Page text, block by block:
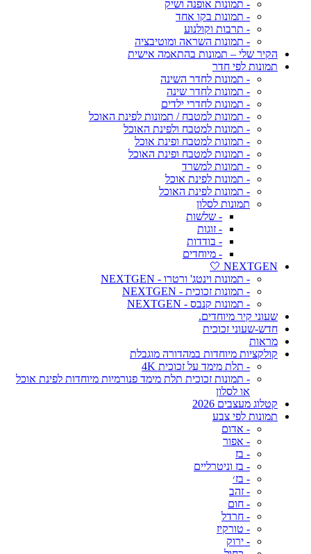
- תמונות אופנה ושיק
- תמונות בקו אחד
- תרבות וקולנוע
- תמונות השראה ומוטיבציה
הקיר שלי – תמונות בהתאמה אישית
תמונות לפי חדר
- תמונות לחדר השינה
- תמונות לחדר שינה
- תמונות לחדרי ילדים
- תמונות למטבח / תמונות לפינת האוכל
- תמונות למטבח ולפינת האוכל
- תמונות למטבח ופינת אוכל
- תמונות למטבח ופינת האוכל
- תמונות למשרד
- תמונות לפינת אוכל
- תמונות לפינת האוכל
תמונות לסלון
- שלשות
- זוגות
- בודדות
- מיוחדים
NEXTGEN 🤍
- תמונות וינטג' ורטרו - NEXTGEN
- תמונות זכוכית - NEXTGEN
- תמונות קנבס - NEXTGEN
שעוני קיר מיוחדים.
חדש-שעוני זכוכית
מראות
קולקציות מיוחדות במהדורה מוגבלת
- תלת מימד על זכוכית 4K
- תמונות זכוכית תלת מימד פנורמיות מיוחדות לפינת אוכל
או לסלון
קטלוג מעצבים 2026
תמונות לפי צבע
- אדום
- אפור
- בז
- בז וניטרליים
- בז׳
- זהב
- חום
- חרדל
- טורקיז
- ירוק